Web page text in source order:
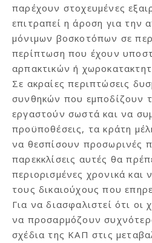
παρέχουν στοχευμένες
επιτραπεί η άροση για την
μόνιμων βοσκοτόπων σε
περίπτωση που έχουν
αρπακτικών ή
Σε ακραίες περιπτώσεις
συνθηκών που εμποδίζουν
εργαστούν σωστά και να
προϋποθέσεις, τα κράτη
να θεσπίσουν προσωρινές
παρεκκλίσεις αυτές θα
περιορισμένες χρονικά και
τους δικαιούχους που
Για να διασφαλιστεί ότι
να προσαρμόζουν
σχέδια της ΚΑΠ στις